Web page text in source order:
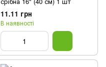
11.11 грн
В наявності